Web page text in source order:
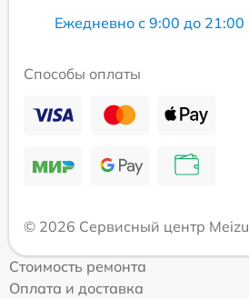
Ежедневно с 9:00 до 21:00
Способы оплаты
© 2026 Сервисный центр Meizu
Стоимость ремонта
Оплата и доставка